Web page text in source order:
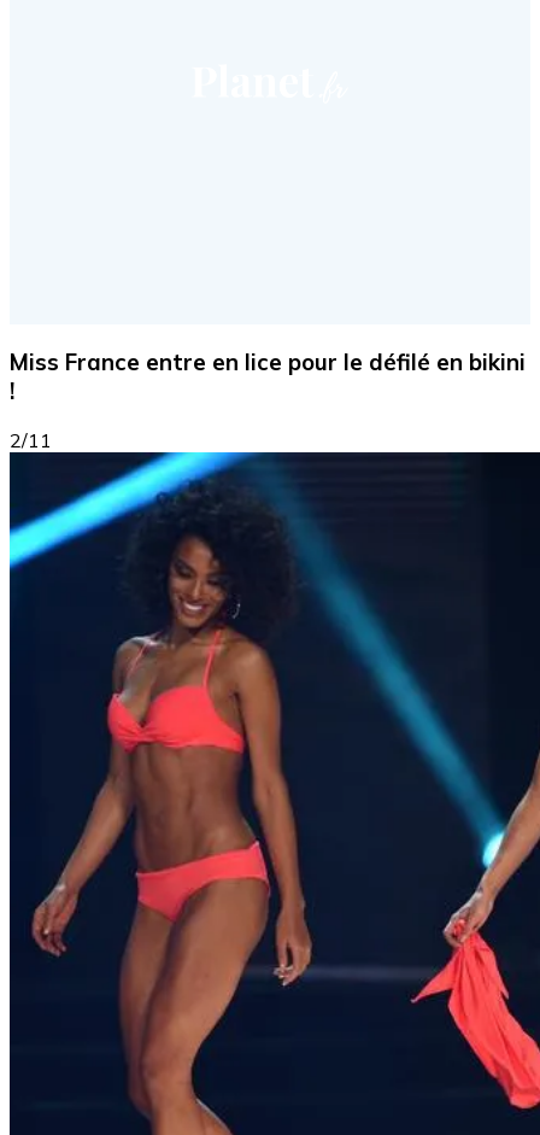
Miss France entre en lice pour le défilé en bikini
!
2/11